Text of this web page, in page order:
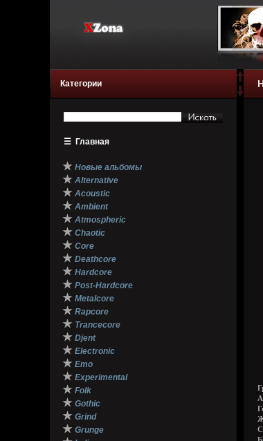
Категории
☰ Главная
★ Новые альбомы
★ Alternative
★ Acoustic
★ Ambient
★ Atmospheric
★ Chaotic
★ Core
★ Deathcore
★ Hardcore
★ Post-Hardcore
★ Metalcore
★ Rapcore
★ Trancecore
★ Djent
★ Electronic
★ Emo
★ Experimental
★ Folk
★ Gothic
★ Grind
★ Grunge